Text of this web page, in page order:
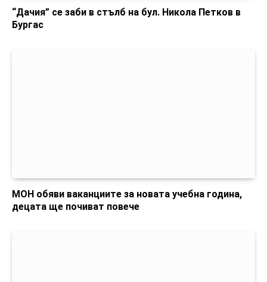
“Дачия” се заби в стълб на бул. Никола Петков в
Бургас
МОН обяви ваканциите за новата учебна година,
децата ще почиват повече